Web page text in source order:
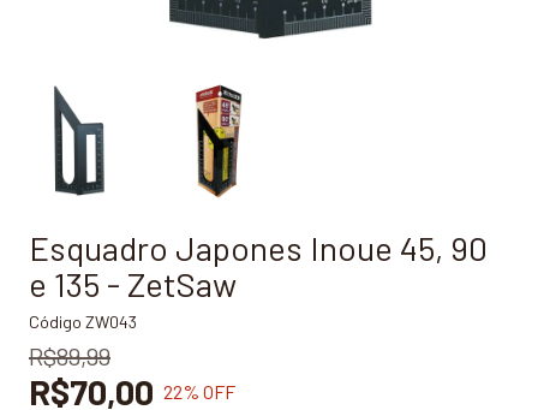
Esquadro Japones Inoue 45, 90
e 135 - ZetSaw
Código ZW043
R$89,99
R$70,00 22% OFF